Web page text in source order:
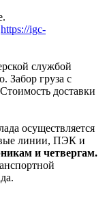
https://igc-
службой
Забор груза с
доставки
осуществляется
линии, ПЭК и
и четвергам.